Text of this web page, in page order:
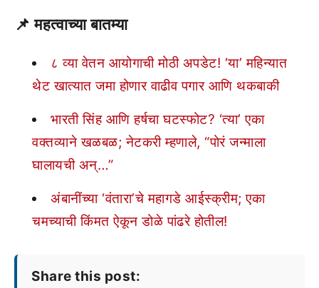
📌महत्वाच्या बातम्या
८ व्या वेतन आयोगाची मोठी अपडेट! ‘या’ महिन्यात
थेट खात्यात जमा होणार वाढीव पगार आणि थकबाकी
भारती सिंह आणि हर्षचा घटस्फोट? ‘त्या’ एका
वक्तव्याने खळबळ; नेटकरी म्हणाले, “पोरं जन्माला
घालायची अन्…”
अंबानींच्या ‘वंतारा’चे महागडे आईस्क्रीम; एका
चमच्याची किंमत ऐकून डोळे पांढरे होतील!
Share this post: